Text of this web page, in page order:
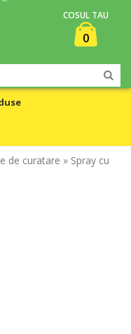
COSUL TAU
0
de curatare » Spray cu